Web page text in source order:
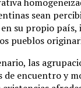
sean
su propio país,
pueblos
las
de encuentro y